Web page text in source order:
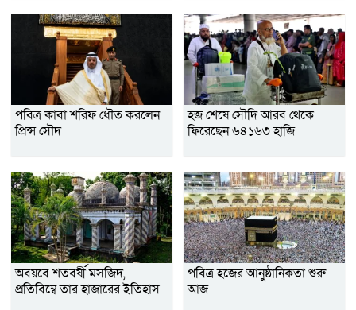
পবিত্র কাবা শরিফ ধৌত করলেন
প্রিন্স সৌদ
হজ শেষে সৌদি আরব থেকে
ফিরেছেন ৬৪১৬৩ হাজি
অবয়বে শতবর্ষী মসজিদ,
প্রতিবিম্বে তার হাজারের ইতিহাস
পবিত্র হজের আনুষ্ঠানিকতা শুরু
আজ